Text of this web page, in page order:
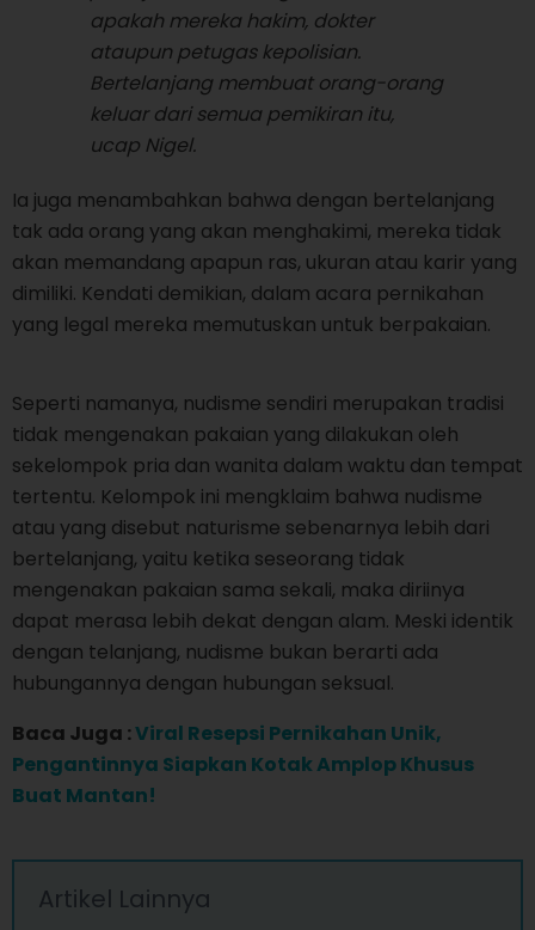
apakah mereka hakim, dokter
ataupun petugas kepolisian.
Bertelanjang membuat orang-orang
keluar dari semua pemikiran itu,
ucap Nigel.
Ia juga menambahkan bahwa dengan bertelanjang
tak ada orang yang akan menghakimi, mereka tidak
akan memandang apapun ras, ukuran atau karir yang
dimiliki. Kendati demikian, dalam acara pernikahan
yang legal mereka memutuskan untuk berpakaian.
Seperti namanya, nudisme sendiri merupakan tradisi
tidak mengenakan pakaian yang dilakukan oleh
sekelompok pria dan wanita dalam waktu dan tempat
tertentu. Kelompok ini mengklaim bahwa nudisme
atau yang disebut naturisme sebenarnya lebih dari
bertelanjang, yaitu ketika seseorang tidak
mengenakan pakaian sama sekali, maka diriinya
dapat merasa lebih dekat dengan alam. Meski identik
dengan telanjang, nudisme bukan berarti ada
hubungannya dengan hubungan seksual.
Baca Juga :Viral Resepsi Pernikahan Unik,
Pengantinnya Siapkan Kotak Amplop Khusus
Buat Mantan!
Artikel Lainnya